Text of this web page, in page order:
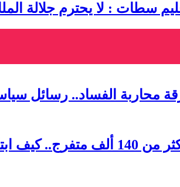
سطات : لا يحترم جلالة
محاربة الفساد.. رسائل